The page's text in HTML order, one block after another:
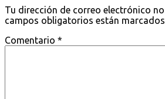
Tu dirección de correo electrónico
campos obligatorios están
Comentario *